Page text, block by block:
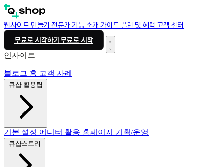
웹사이트 만들기 전문가기능 소개 가이드 플랜 및 혜택 고객 센터
무료로 시작하기무료로 시작
인사이트
블로그 홈 고객 사례
큐샵 활용팁
기본 설정 에디터 활용 홈페이지 기획/운영
큐샵스토리